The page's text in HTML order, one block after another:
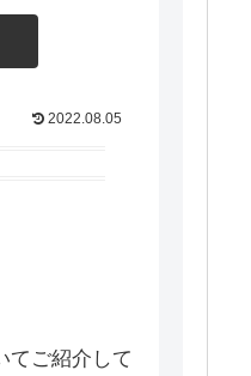
2022.08.05
てご紹介して